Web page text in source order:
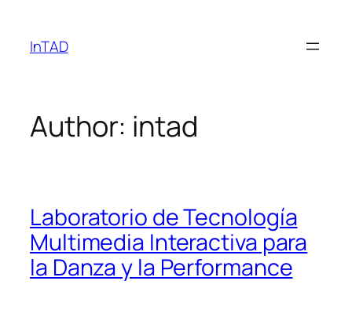
content
InTAD
Author: intad
Laboratorio de Tecnología
Multimedia Interactiva para
la Danza y la Performance